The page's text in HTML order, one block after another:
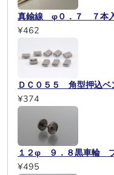
真鍮線 φ０．７ ７本
¥462
ＤＣ０５５ 角型押込ベ
¥374
１２φ ９．８黒車輪
¥495